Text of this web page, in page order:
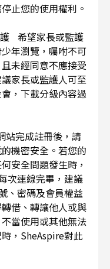
止您的使用權利。
希望家長或監護
年瀏覽，囑咐不可
未經同意不應接受
家長或監護人可至
，下載分級內容過
站完成註冊後，請
機密安全。若您的
安全問題發生時，
次連線完畢，建議
、密碼及會員權益
借、轉讓他人或與
當使用或其他無法
，SheAspire對此